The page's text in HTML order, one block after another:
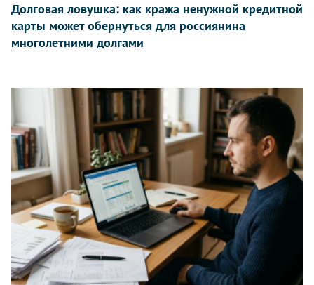
Долговая ловушка: как кража ненужной кредитной
карты может обернуться для россиянина
многолетними долгами